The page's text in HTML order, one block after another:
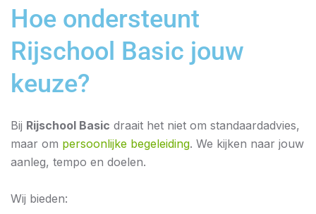
Hoe ondersteunt
Rijschool Basic jouw
keuze?
Bij Rijschool Basic draait het niet om standaardadvies,
maar om persoonlijke begeleiding. We kijken naar jouw
aanleg, tempo en doelen.
Wij bieden: